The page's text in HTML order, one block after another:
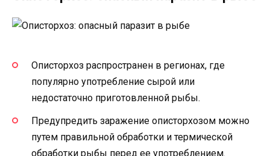
Описторхоз распространен в регионах, где
популярно употребление сырой или
недостаточно приготовленной рыбы.
Предупредить заражение описторхозом можно
путем правильной обработки и термической
обработки рыбы перед ее употреблением.